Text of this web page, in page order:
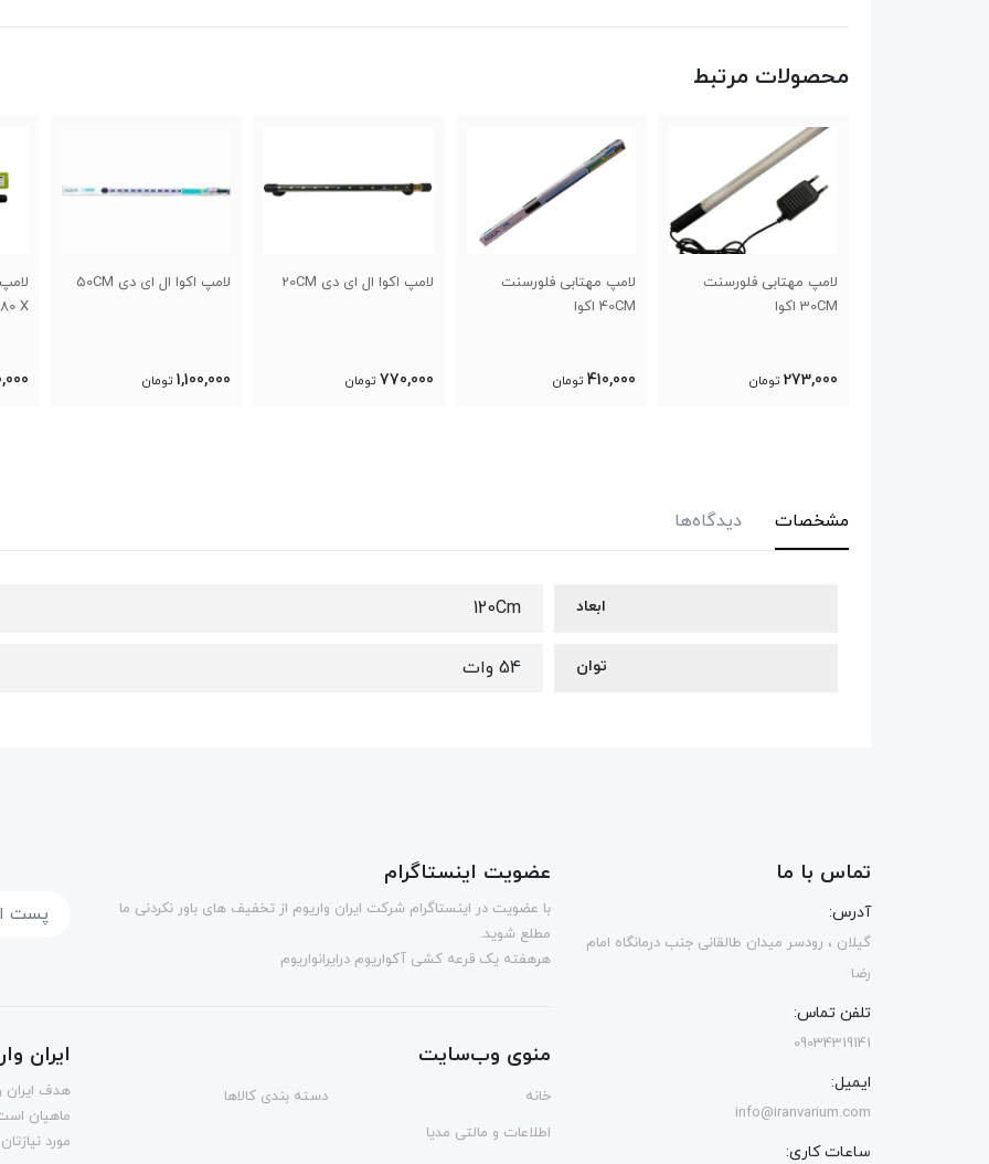
محصولات مرتبط
لامپ مهتابی فلورسنت
30CM اکوا
273,000 تومان
لامپ مهتابی فلورسنت
40CM اکوا
410,000 تومان
لامپ اکوا ال ای دی 20CM
770,000 تومان
لامپ اکوا ال ای دی 50CM
1,100,000 تومان
80 X
مشخصات دیدگاه‌ها
ابعاد 120Cm
توان 54 وات
تماس با ما
آدرس:
گیلان ، رودسر میدان طالقانی جنب درمانگاه امام
رضا
تلفن تماس:
09034319141
ایمیل:
info@iranvarium.com
ساعات کاری:
عضویت اینستاگرام
با عضویت در اینستاگرام شرکت ایران واریوم از تخفیف های باور نکردنی ما
مطلع شوید.
هرهفته یک قرعه کشی آکواریوم درایرانواریوم
منوی وب‌سایت
خانه
دسته بندی کالاها
اطلاعات و مالتی مدیا
ایران
هدف ایران
ماهیان
مورد